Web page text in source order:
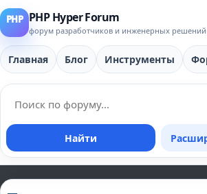
PHP Hyper Forum
форум разработчиков и инженерных решений
Главная Блог Инструменты
Найти